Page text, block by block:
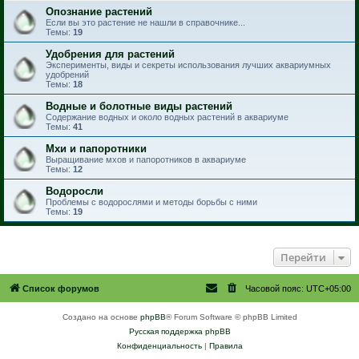
Опознание растений
Если вы это растение не нашли в справочнике...
Темы: 19
Удобрения для растений
Эксперименты, виды и секреты использования лучших аквариумных
удобрений
Темы: 18
Водные и болотные виды растений
Содержание водных и около водных растений в аквариуме
Темы: 41
Мхи и папоротники
Выращивание мхов и папоротников в аквариуме
Темы: 12
Водоросли
Проблемы с водорослями и методы борьбы с ними
Темы: 19
Перейти
Список форумов Часовой пояс: UTC+05:00
Создано на основе phpBB® Forum Software © phpBB Limited
Русская поддержка phpBB
Конфиденциальность| Правила